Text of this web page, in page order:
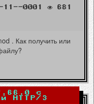
0001
681
. Как получить или
с
HTTP/3